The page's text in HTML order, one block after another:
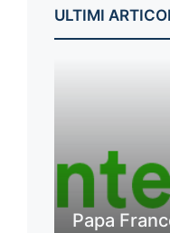
ULTIMI
Papa